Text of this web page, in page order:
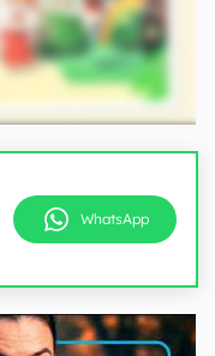
WhatsApp